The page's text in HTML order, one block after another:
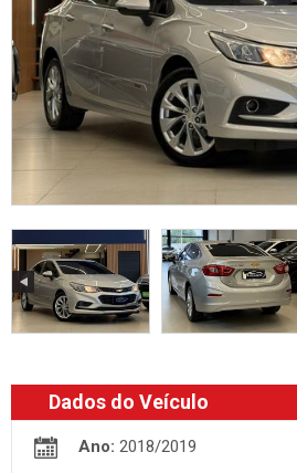
Dados do Veículo
Ano: 2018/2019